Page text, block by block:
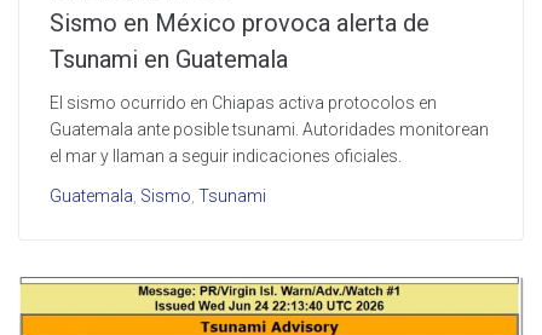
Sismo en México provoca alerta de
Tsunami en Guatemala
El sismo ocurrido en Chiapas activa protocolos en
Guatemala ante posible tsunami. Autoridades monitorean
el mar y llaman a seguir indicaciones oficiales.
Guatemala Sismo Tsunami